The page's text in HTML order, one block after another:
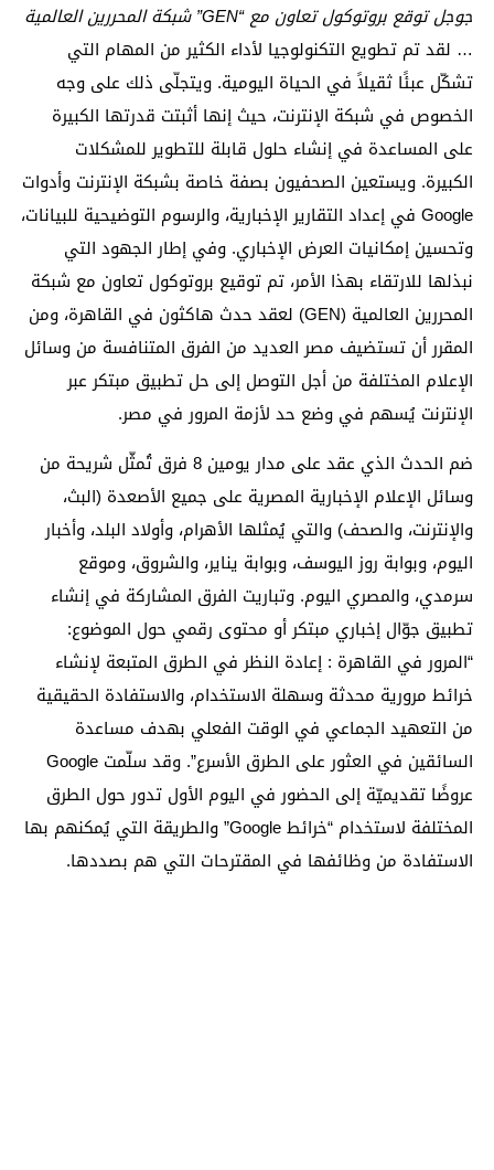
جوجل توقع بروتوكول تعاون مع “GEN” شبكة المحررين العالمية
… لقد تم تطويع التكنولوجيا لأداء الكثير من المهام التي
تشكّل عبئًا ثقيلاً في الحياة اليومية. ويتجلّى ذلك على وجه
الخصوص في شبكة الإنترنت، حيث إنها أثبتت قدرتها الكبيرة
على المساعدة في إنشاء حلول قابلة للتطوير للمشكلات
الكبيرة. ويستعين الصحفيون بصفة خاصة بشبكة الإنترنت وأدوات
Google في إعداد التقارير الإخبارية، والرسوم التوضيحية للبيانات،
وتحسين إمكانيات العرض الإخباري. وفي إطار الجهود التي
نبذلها للارتقاء بهذا الأمر، تم توقيع بروتوكول تعاون مع شبكة
المحررين العالمية (GEN) لعقد حدث هاكثون في القاهرة، ومن
المقرر أن تستضيف مصر العديد من الفرق المتنافسة من وسائل
الإعلام المختلفة من أجل التوصل إلى حل تطبيق مبتكر عبر
الإنترنت يُسهم في وضع حد لأزمة المرور في مصر.
ضم الحدث الذي عقد على مدار يومين 8 فرق تُمثّل شريحة من
وسائل الإعلام الإخبارية المصرية على جميع الأصعدة (البث،
والإنترنت، والصحف) والتي يُمثلها الأهرام، وأولاد البلد، وأخبار
اليوم، وبوابة روز اليوسف، وبوابة يناير، والشروق، وموقع
سرمدي، والمصري اليوم. وتباريت الفرق المشاركة في إنشاء
تطبيق جوّال إخباري مبتكر أو محتوى رقمي حول الموضوع:
“المرور في القاهرة : إعادة النظر في الطرق المتبعة لإنشاء
خرائط مرورية محدثة وسهلة الاستخدام، والاستفادة الحقيقية
من التعهيد الجماعي في الوقت الفعلي بهدف مساعدة
السائقين في العثور على الطرق الأسرع”. وقد سلّمت Google
عروضًا تقديميّة إلى الحضور في اليوم الأول تدور حول الطرق
المختلفة لاستخدام “خرائط Google” والطريقة التي يُمكنهم بها
الاستفادة من وظائفها في المقترحات التي هم بصددها.